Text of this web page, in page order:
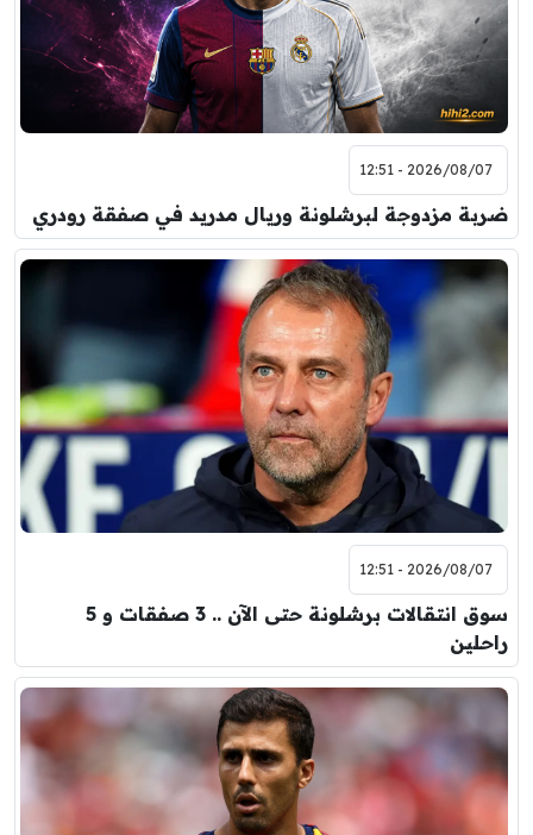
2026/08/07 - 12:51
ضربة مزدوجة لبرشلونة وريال مدريد في صفقة رودري
2026/08/07 - 12:51
سوق انتقالات برشلونة حتى الآن .. 3 صفقات و 5
راحلين